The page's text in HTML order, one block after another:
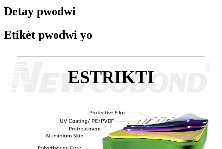
Detay pwodwi
Etikèt pwodwi yo
ESTRIKTI